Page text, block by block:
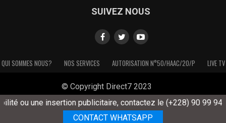
SUIVEZ NOUS
QUI SOMMES NOUS? NOS SERVICES AUTORISATION N°50/HAAC/20/P LIVE TV
© Copyright Direct7 2023
ou une insertion publicitaire, contactez le (+228) 90 99 94 64
CONTACT WHATSAPP